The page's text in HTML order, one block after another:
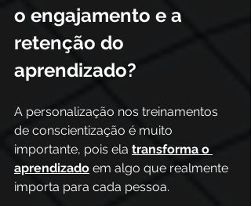
o engajamento e a
retenção do
aprendizado?
A personalização nos treinamentos
de conscientização é muito
importante, pois ela transforma o
aprendizado em algo que realmente
importa para cada pessoa.